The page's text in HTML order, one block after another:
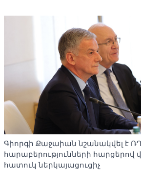
Գիորգի Քաջաիան նշանակվել է
հարաբերությունների
հատուկ ներկայացուցիչ